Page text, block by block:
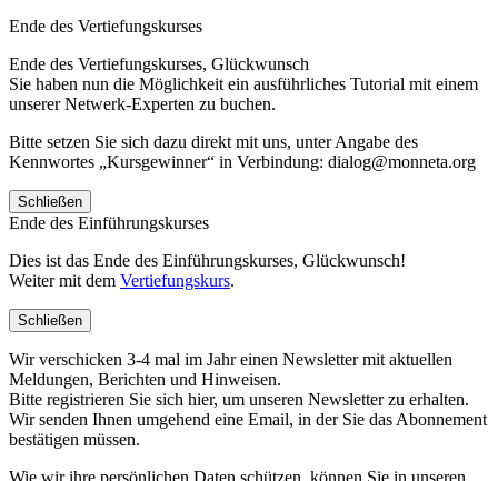
Ende des Vertiefungskurses
Ende des Vertiefungskurses, Glückwunsch
Sie haben nun die Möglichkeit ein ausführliches Tutorial mit einem
unserer Netwerk-Experten zu buchen.
Bitte setzen Sie sich dazu direkt mit uns, unter Angabe des
Kennwortes „Kursgewinner“ in Verbindung: dialog@monneta.org
Schließen
Ende des Einführungskurses
Dies ist das Ende des Einführungskurses, Glückwunsch!
Weiter mit dem Vertiefungskurs.
Schließen
Wir verschicken 3-4 mal im Jahr einen Newsletter mit aktuellen
Meldungen, Berichten und Hinweisen.
Bitte registrieren Sie sich hier, um unseren Newsletter zu erhalten.
Wir senden Ihnen umgehend eine Email, in der Sie das Abonnement
bestätigen müssen.